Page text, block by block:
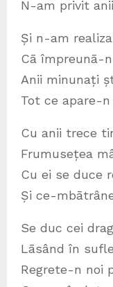
N-am privit
Și n-am
Cā împreunā-
Anii minunați
Tot ce apare-
Cu anii trece
Frumusețea
Cu ei se duce
Și ce-
Se duc cei
Lāsând în
Regrete-n noi